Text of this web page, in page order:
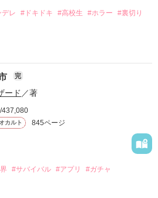
レ #ドキドキ #高校生 #ホラー
#裏切り
」
。
完
ード ／著
437,080
カルト 845ページ
#サバイバル #アプリ
#ガチャ